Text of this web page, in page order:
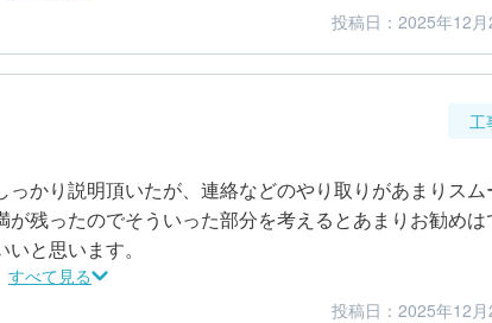
投稿日：2025年12
工
かり説明頂いたが、連絡などのやり取りがあまりスム
残ったのでそういった部分を考えるとあまりお勧めは
と思います。
すべて見る
投稿日：2025年12